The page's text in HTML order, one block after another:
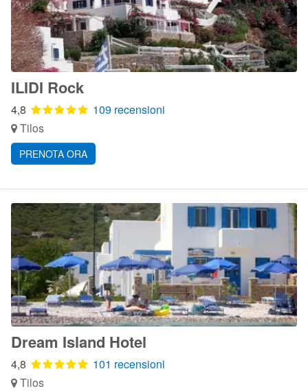
ILIDI Rock
4,8
109 recensioni
Tilos
PRENOTA ORA
Dream Island Hotel
4,8
101 recensioni
Tilos